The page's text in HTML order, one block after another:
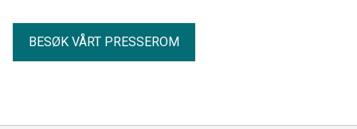
BESØK VÅRT PRESSEROM